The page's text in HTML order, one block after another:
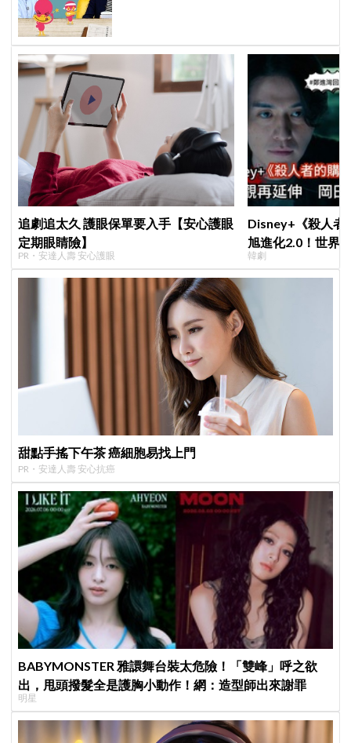
追劇追太久 護眼保單要入手【安心護眼
定期眼睛險】
PR・安達人壽 安心護眼
Disney+《殺人者
旭進化2.0！世界
登場竟殺了「他」
韓劇
甜點手搖下午茶 癌細胞易找上門
PR・安達人壽 安心抗癌
BABYMONSTER 雅譞舞台裝太危險！「雙峰」呼之欲
出，甩頭撥髮全是護胸小動作！網：造型師出來謝罪
明星